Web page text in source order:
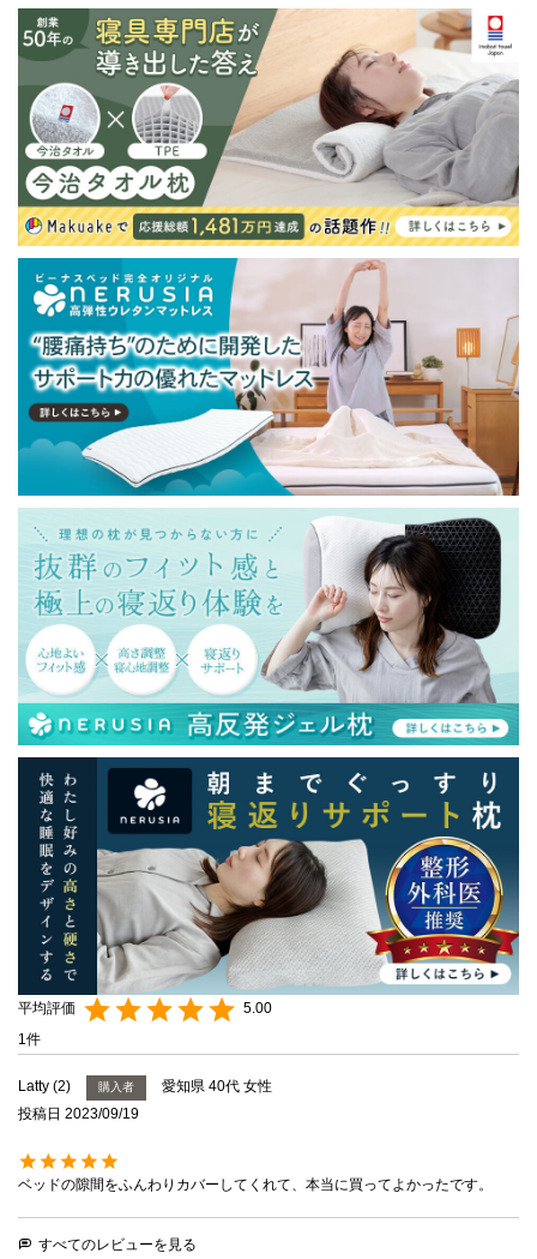
5.00
1
Latty 2 購入者 愛知県 40代 女性
投稿日 2023/09/19
ベッドの隙間をふんわりカバーしてくれて、本当に買ってよかったです。
すべてのレビューを見る